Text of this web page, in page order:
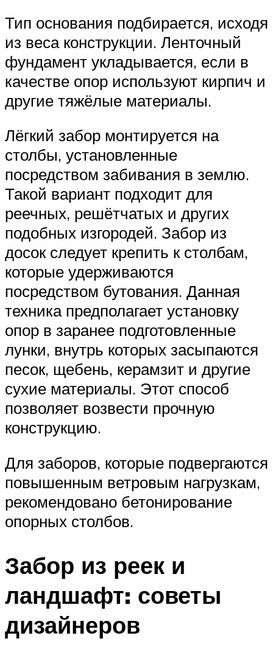
Тип основания подбирается, исходя
из веса конструкции. Ленточный
фундамент укладывается, если в
качестве опор используют кирпич и
другие тяжёлые материалы.
Лёгкий забор монтируется на
столбы, установленные
посредством забивания в землю.
Такой вариант подходит для
реечных, решётчатых и других
подобных изгородей. Забор из
досок следует крепить к столбам,
которые удерживаются
посредством бутования. Данная
техника предполагает установку
опор в заранее подготовленные
лунки, внутрь которых засыпаются
песок, щебень, керамзит и другие
сухие материалы. Этот способ
позволяет возвести прочную
конструкцию.
Для заборов, которые подвергаются
повышенным ветровым нагрузкам,
рекомендовано бетонирование
опорных столбов.
Забор из реек и
ландшафт: советы
дизайнеров